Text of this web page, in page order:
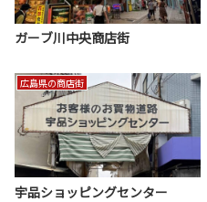
ガーブ川中央商店街
広島県の商店街
宇品ショッピングセンター